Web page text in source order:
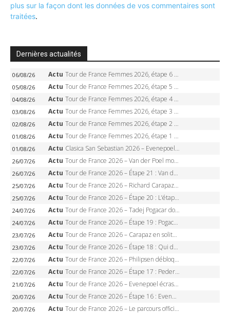
plus sur la façon dont les données de vos commentaires sont
traitées.
Dernières actualités
06/08/26 Actu Tour de France Femmes 2026, étape 6 – Kim Le Court-Pienaar gagne à Tournon, Reusser en jaune
05/08/26 Actu Tour de France Femmes 2026, étape 5 – Demi Vollering gagne à Belleville, Reusser en jaune, Ferrand-Prévot coule
04/08/26 Actu Tour de France Femmes 2026, étape 4 – Marlen Reusser écrase le chrono, Ferrand-Prévot en crise
03/08/26 Actu Tour de France Femmes 2026, étape 3 – Sigrid Haugset en solitaire, 88 km d’échappée, maillot jaune
02/08/26 Actu Tour de France Femmes 2026, étape 2 – Lorena Wiebes doublé à Genève, Markus héroïque, 7e record
01/08/26 Actu Tour de France Femmes 2026, étape 1 – Lorena Wiebes intouchable à Lausanne, premier maillot jaune
01/08/26 Actu Clasica San Sebastian 2026 – Evenepoel recordman, 4e victoire, Carapaz battu au sprint
26/07/26 Actu Tour de France 2026 – Van der Poel monumental à Paris, Pogacar égale le record des cinq sacres
26/07/26 Actu Tour de France 2026 – Étape 21 : Van der Poel, Pogacar, qui succédera à Wout van Aert sur les Champs-Elysées ?
25/07/26 Actu Tour de France 2026 – Richard Carapaz roi des Alpes, doublé et maillot à pois, Seixas perd le podium
25/07/26 Actu Tour de France 2026 – Étape 20 : L’étape reine, Galibier, Sarenne, Alpe d’Huez, qui succédera à Pogacar ?
24/07/26 Actu Tour de France 2026 – Tadej Pogacar dompte l’Alpe d’Huez, 5e victoire, record de Pantani pulvérisé
24/07/26 Actu Tour de France 2026 – Étape 19 : Pogacar peut-il enfin dompter l’Alpe d’Huez ?
23/07/26 Actu Tour de France 2026 – Carapaz en solitaire à Orcières-Merlette, Paret-Peintre à un point du maillot à pois
23/07/26 Actu Tour de France 2026 – Étape 18 : Qui domptera Orcières-Merlette, première marche vers l’Alpe d’Huez ?
22/07/26 Actu Tour de France 2026 – Philipsen débloque son compteur à Voiron, Pedersen en danger pour le maillot vert
22/07/26 Actu Tour de France 2026 – Étape 17 : Pedersen peut-il verrouiller le maillot vert à Voiron ?
21/07/26 Actu Tour de France 2026 – Evenepoel écrase le chrono d’Évian, Seixas 4e, Lipowitz abandonne
20/07/26 Actu Tour de France 2026 – Étape 16 : Evenepoel, Pogacar, Ganna… qui domptera le chrono d’Évian pour redessiner le podium ?
20/07/26 Actu Tour de France 2026 – Le parcours officiel complet : 21 étapes, profils, carte et dates